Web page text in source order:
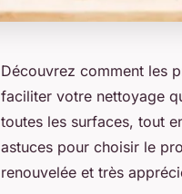
Découvrez comment les
faciliter votre nettoyage
toutes les surfaces, tout
astuces pour choisir le
renouvelée et très